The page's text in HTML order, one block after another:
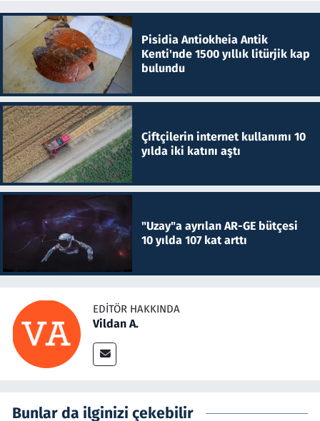
Pisidia Antiokheia Antik
Kenti'nde 1500 yıllık litürjik kap
bulundu
Çiftçilerin internet kullanımı 10
yılda iki katını aştı
"Uzay"a ayrılan AR-GE bütçesi
10 yılda 107 kat arttı
EDITÖR HAKKINDA
Vildan A.
Bunlar da ilginizi çekebilir